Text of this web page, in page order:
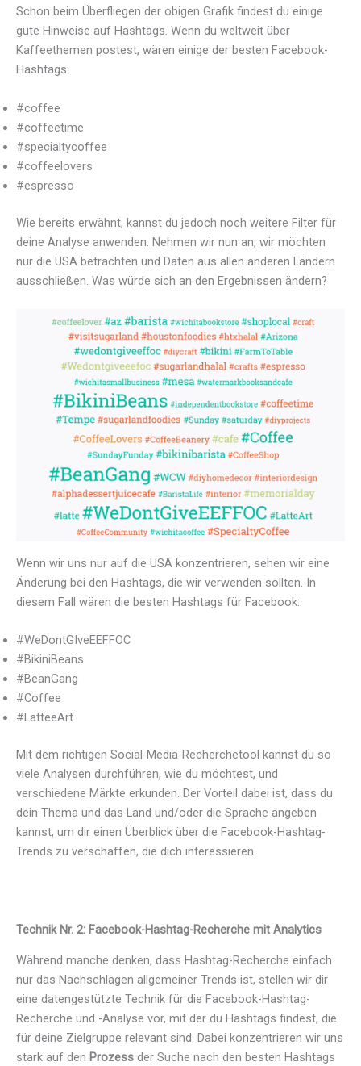
Schon beim Überfliegen der obigen Grafik findest du einige
gute Hinweise auf Hashtags. Wenn du weltweit über
Kaffeethemen postest, wären einige der besten Facebook-
Hashtags:
#coffee
#coffeetime
#specialtycoffee
#coffeelovers
#espresso
Wie bereits erwähnt, kannst du jedoch noch weitere Filter für
deine Analyse anwenden. Nehmen wir nun an, wir möchten
nur die USA betrachten und Daten aus allen anderen Ländern
ausschließen. Was würde sich an den Ergebnissen ändern?
Wenn wir uns nur auf die USA konzentrieren, sehen wir eine
Änderung bei den Hashtags, die wir verwenden sollten. In
diesem Fall wären die besten Hashtags für Facebook:
#WeDontGIveEEFFOC
#BikiniBeans
#BeanGang
#Coffee
#LatteeArt
Mit dem richtigen Social-Media-Recherchetool kannst du so
viele Analysen durchführen, wie du möchtest, und
verschiedene Märkte erkunden. Der Vorteil dabei ist, dass du
dein Thema und das Land und/oder die Sprache angeben
kannst, um dir einen Überblick über die Facebook-Hashtag-
Trends zu verschaffen, die dich interessieren.
Technik Nr. 2: Facebook-Hashtag-Recherche mit Analytics
Während manche denken, dass Hashtag-Recherche einfach
nur das Nachschlagen allgemeiner Trends ist, stellen wir dir
eine datengestützte Technik für die Facebook-Hashtag-
Recherche und -Analyse vor, mit der du Hashtags findest, die
für deine Zielgruppe relevant sind. Dabei konzentrieren wir uns
stark auf den Prozess der Suche nach den besten Hashtags